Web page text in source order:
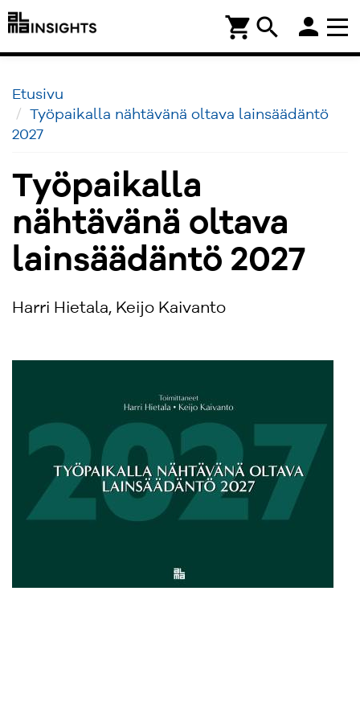
search
shopping_cart person
Etusivu
Työpaikalla nähtävänä oltava lainsäädäntö
2027
Työpaikalla
nähtävänä oltava
lainsäädäntö 2027
Harri Hietala, Keijo Kaivanto